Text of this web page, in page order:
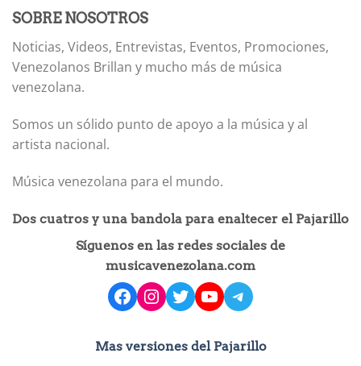
SOBRE NOSOTROS
Noticias, Videos, Entrevistas, Eventos, Promociones,
Venezolanos Brillan y mucho más de música
venezolana.
Somos un sólido punto de apoyo a la música y al
artista nacional.
Música venezolana para el mundo.
Dos cuatros y una bandola para enaltecer el Pajarillo
Síguenos en las redes sociales de
musicavenezolana.com
facebook
instagram
Twitter
YouTube
Telegram
Mas versiones del Pajarillo